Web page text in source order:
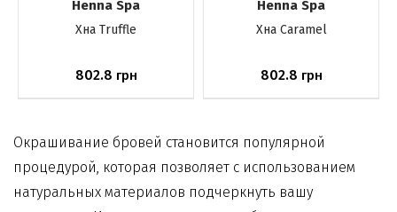
Henna Spa
Хна Truffle
802.8 грн
Henna Spa
Хна Caramel
802.8 грн
Окрашивание бровей становится популярной
процедурой, которая позволяет с использованием
натуральных материалов подчеркнуть вашу